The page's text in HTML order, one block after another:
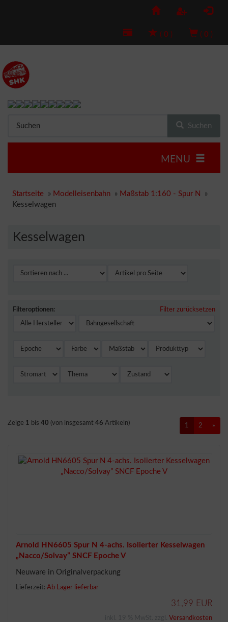
( 0 ) ( 0 )
Suchen
MENU
Startseite » Modelleisenbahn » Maßstab 1:160 - Spur N
»
Kesselwagen
Kesselwagen
Filteroptionen: Filter zurücksetzen
Zeige 1 bis 40 (von insgesamt 46 Artikeln) 1 2 »
Arnold HN6605 Spur N 4-achs. Isolierter Kesselwagen
„Nacco/Solvay” SNCF Epoche V
Neuware in Originalverpackung
Lieferzeit: Ab Lager lieferbar
31,99 EUR
Versandkosten